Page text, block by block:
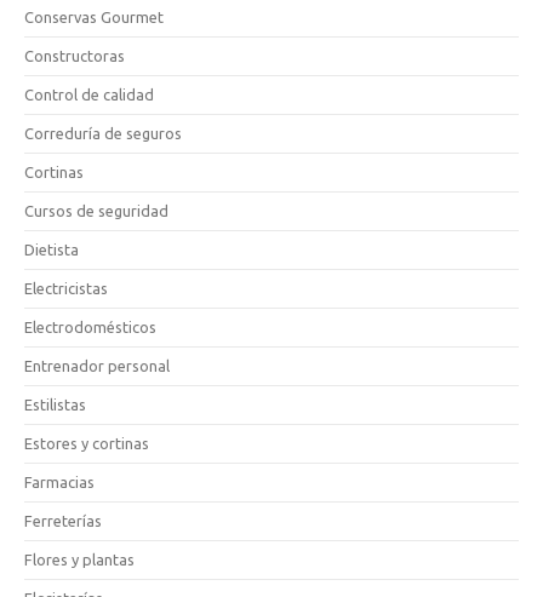
Conservas Gourmet
Constructoras
Control de calidad
Correduría de seguros
Cortinas
Cursos de seguridad
Dietista
Electricistas
Electrodomésticos
Entrenador personal
Estilistas
Estores y cortinas
Farmacias
Ferreterías
Flores y plantas